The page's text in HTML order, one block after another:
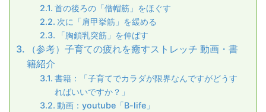
首の後ろの「僧帽筋」をほぐす
次に「肩甲挙筋」を緩める
「胸鎖乳突筋」を伸ばす
（参考）子育ての疲れを癒すストレッチ 動画・書
籍紹介
書籍：「子育てでカラダが限界なんですがどうす
ればいいですか？」
動画：youtube「B-life」